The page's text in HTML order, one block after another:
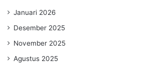
Januari 2026
Desember 2025
November 2025
Agustus 2025